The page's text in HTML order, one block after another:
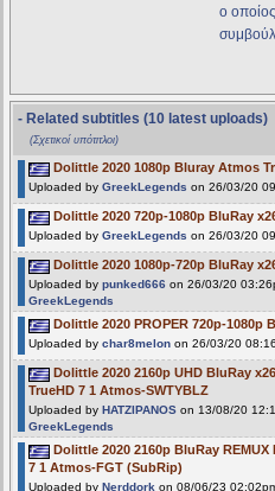
ο οποίος
- Related subtitles (10 latest uploads)
(Σχετικοί υπότιτλοι)
Dolittle 2020 1080p Bluray Atmos
Uploaded by GreekLegends on 26/03/20
Dolittle 2020 720p-1080p BluRay
Uploaded by GreekLegends on 26/03/20
Dolittle 2020 1080p-720p BluRay
Uploaded by punked666 on 26/03/20
GreekLegends
Dolittle 2020 PROPER 720p-1080p
Uploaded by char8melon on 26/03/20
Dolittle 2020 2160p UHD BluRay
TrueHD 7 1 Atmos-SWTYBLZ
Uploaded by HATZIPANOS on 13/08/20
GreekLegends
Dolittle 2020 2160p BluRay REMUX
7 1 Atmos-FGT (SubRip)
Uploaded by Nerddork on 08/06/23